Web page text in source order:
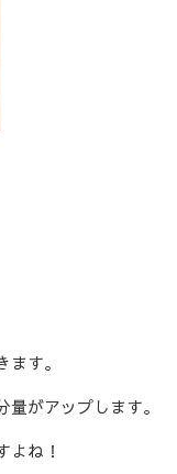
す。
がアップします。
よね！